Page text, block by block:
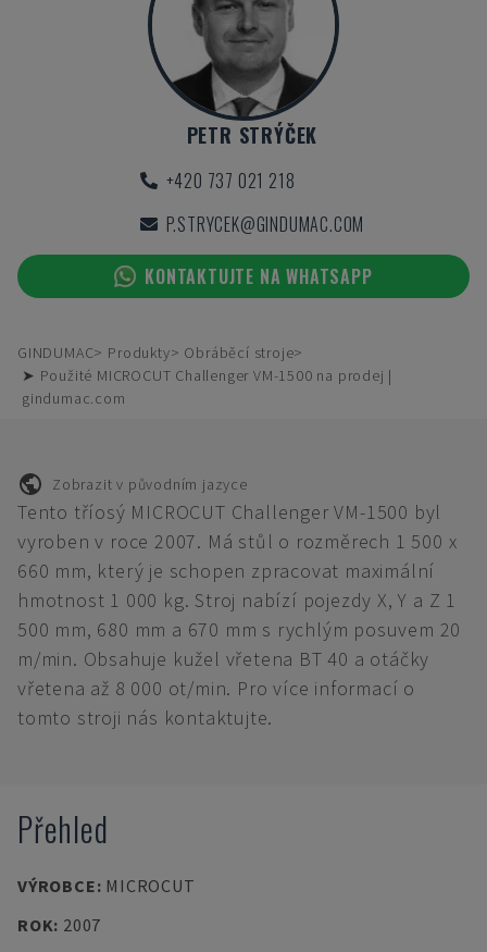
PETR STRÝČEK
+420 737 021 218
P.STRYCEK@GINDUMAC.COM
KONTAKTUJTE NA WHATSAPP
GINDUMAC Produkty
Obráběcí stroje
➤ Použité MICROCUT Challenger VM-1500 na prodej |
gindumac.com
Zobrazit v původním jazyce
Tento tříosý MICROCUT Challenger VM-1500 byl
vyroben v roce 2007. Má stůl o rozměrech 1 500 x
660 mm, který je schopen zpracovat maximální
hmotnost 1 000 kg. Stroj nabízí pojezdy X, Y a Z 1
500 mm, 680 mm a 670 mm s rychlým posuvem 20
m/min. Obsahuje kužel vřetena BT 40 a otáčky
vřetena až 8 000 ot/min. Pro více informací o
tomto stroji nás kontaktujte.
Přehled
VÝROBCE: MICROCUT
ROK: 2007